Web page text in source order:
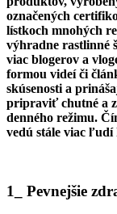
označených
lístkoch mnohých
výhradne rastlinné
viac blogerov a
formou videí či
skúsenosti a
pripraviť chutné a
denného režimu.
vedú stále viac
1_ Pevnejšie